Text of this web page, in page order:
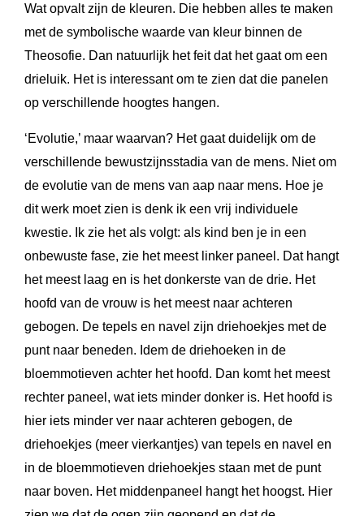
Wat opvalt zijn de kleuren. Die hebben alles te maken
met de symbolische waarde van kleur binnen de
Theosofie. Dan natuurlijk het feit dat het gaat om een
drieluik. Het is interessant om te zien dat die panelen
op verschillende hoogtes hangen.
‘Evolutie,’ maar waarvan? Het gaat duidelijk om de
verschillende bewustzijnsstadia van de mens. Niet om
de evolutie van de mens van aap naar mens. Hoe je
dit werk moet zien is denk ik een vrij individuele
kwestie. Ik zie het als volgt: als kind ben je in een
onbewuste fase, zie het meest linker paneel. Dat hangt
het meest laag en is het donkerste van de drie. Het
hoofd van de vrouw is het meest naar achteren
gebogen. De tepels en navel zijn driehoekjes met de
punt naar beneden. Idem de driehoeken in de
bloemmotieven achter het hoofd. Dan komt het meest
rechter paneel, wat iets minder donker is. Het hoofd is
hier iets minder ver naar achteren gebogen, de
driehoekjes (meer vierkantjes) van tepels en navel en
in de bloemmotieven driehoekjes staan met de punt
naar boven. Het middenpaneel hangt het hoogst. Hier